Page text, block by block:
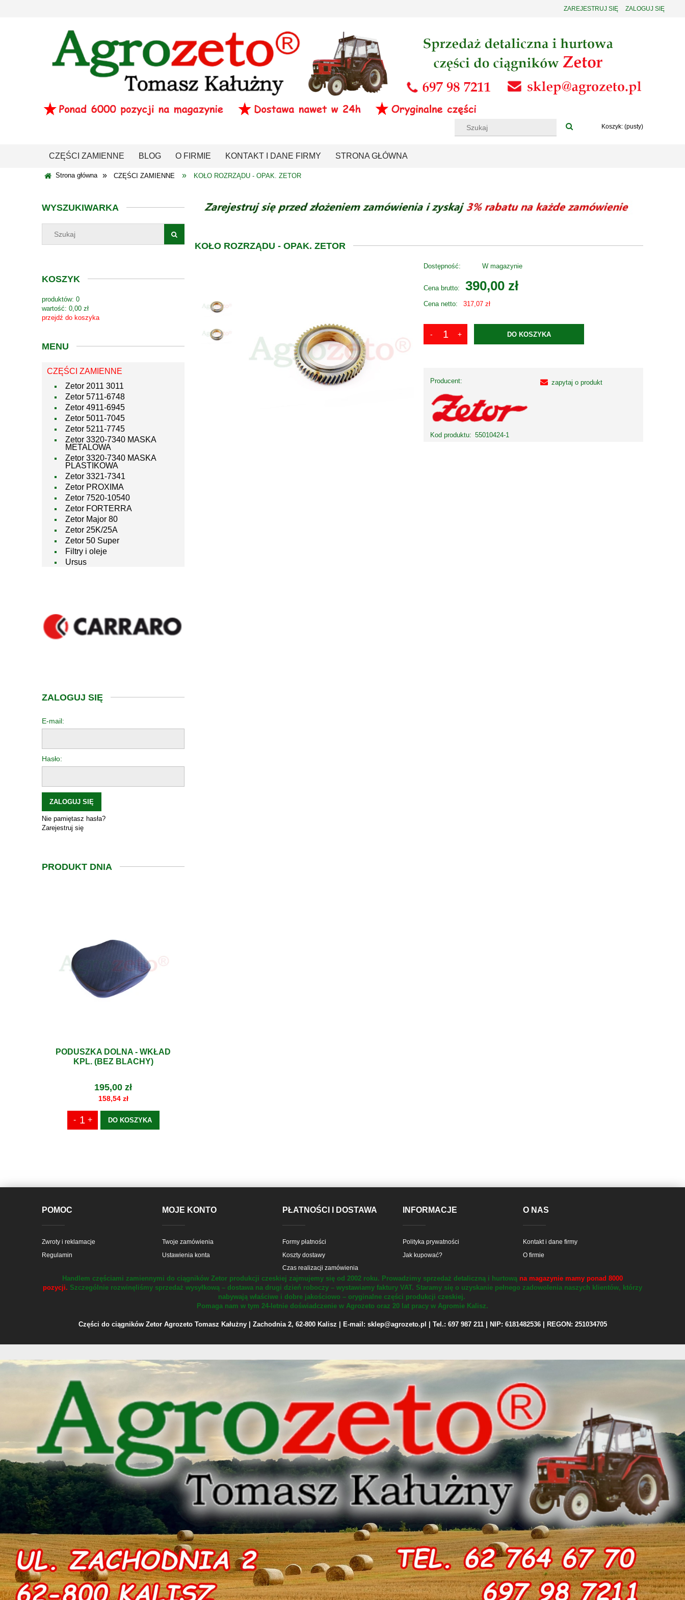
ZAREJESTRUJ SIĘ ZALOGUJ SIĘ
Koszyk: (pusty)
CZĘŚCI ZAMIENNE BLOG O FIRMIE KONTAKT I DANE FIRMY STRONA GŁÓWNA
Strona główna » CZĘŚCI ZAMIENNE » KOŁO ROZRZĄDU - OPAK. ZETOR
WYSZUKIWARKA
KOSZYK
produktów: 0
wartość: 0,00 zł
przejdź do koszyka
MENU
CZĘŚCI ZAMIENNE
Zetor 2011 3011
Zetor 5711-6748
Zetor 4911-6945
Zetor 5011-7045
Zetor 5211-7745
Zetor 3320-7340 MASKA
METALOWA
Zetor 3320-7340 MASKA
PLASTIKOWA
Zetor 3321-7341
Zetor PROXIMA
Zetor 7520-10540
Zetor FORTERRA
Zetor Major 80
Zetor 25K/25A
Zetor 50 Super
Filtry i oleje
Ursus
ZALOGUJ SIĘ
E-mail:
Hasło:
ZALOGUJ SIĘ
Nie pamiętasz hasła?
Zarejestruj się
PRODUKT DNIA
PODUSZKA DOLNA - WKŁAD
KPL. (BEZ BLACHY)
195,00 zł
158,54 zł
DO KOSZYKA
KOŁO ROZRZĄDU - OPAK. ZETOR
Dostępność: W magazynie
Cena brutto: 390,00 zł
Cena netto: 317,07 zł
DO KOSZYKA
Producent:
Kod produktu: 55010424-1
zapytaj o produkt
POMOC
Zwroty i reklamacje
Regulamin
MOJE KONTO
Twoje zamówienia
Ustawienia konta
PŁATNOŚCI I DOSTAWA
Formy płatności
Koszty dostawy
Czas realizacji zamówienia
INFORMACJE
Polityka prywatności
Jak kupować?
O NAS
Kontakt i dane firmy
O firmie
Handlem częściami zamiennymi do ciągników Zetor produkcji czeskiej zajmujemy się od 2002 roku. Prowadzimy sprzedaż detaliczną i hurtową na magazynie mamy ponad 8000
pozycji. Szczególnie rozwinęliśmy sprzedaż wysyłkową – dostawa na drugi dzień roboczy – wystawiamy faktury VAT. Staramy się o uzyskanie pełnego zadowolenia naszych klientów, którzy
nabywają właściwe i dobre jakościowo – oryginalne części produkcji czeskiej.
Pomaga nam w tym 24-letnie doświadczenie w Agrozeto oraz 20 lat pracy w Agromie Kalisz.
Części do ciągników Zetor Agrozeto Tomasz Kałużny | Zachodnia 2, 62-800 Kalisz | E-mail: sklep@agrozeto.pl | Tel.: 697 987 211 | NIP: 6181482536 | REGON: 251034705